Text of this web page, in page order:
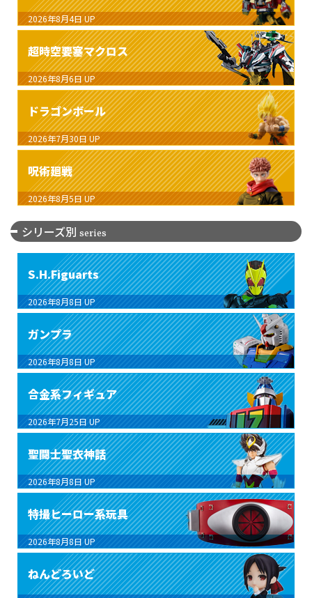
2026年8月4日 UP
超時空要塞マクロス
2026年8月6日 UP
ドラゴンボール
2026年7月30日 UP
呪術廻戦
2026年8月5日 UP
シリーズ別 series
S.H.Figuarts
2026年8月8日 UP
ガンプラ
2026年8月8日 UP
合金系フィギュア
2026年7月25日 UP
聖闘士聖衣神話
2026年8月8日 UP
特撮ヒーロー系玩具
2026年8月8日 UP
ねんどろいど